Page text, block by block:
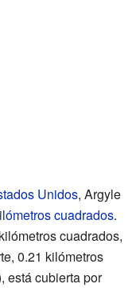
Unidos, Argyle
cuadrados.
cuadrados,
0.21 kilómetros
está cubierta por